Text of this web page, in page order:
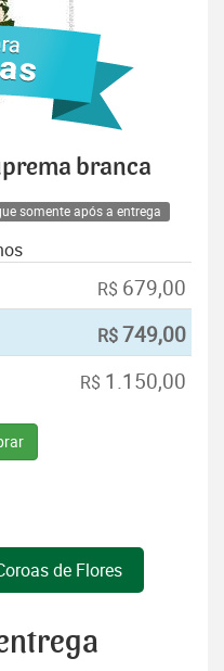
branca
somente após a entrega
R$ 679,00
R$749,00
R$ 1.150,00
de Flores